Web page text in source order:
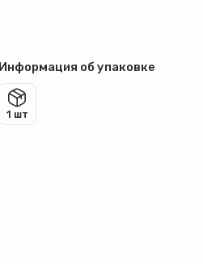
Информация об упаковке
1 шт